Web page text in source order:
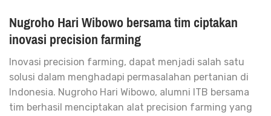
Nugroho Hari Wibowo bersama tim ciptakan
inovasi precision farming
Inovasi precision farming, dapat menjadi salah satu
solusi dalam menghadapi permasalahan pertanian di
Indonesia. Nugroho Hari Wibowo, alumni ITB bersama
tim berhasil menciptakan alat precision farming yang